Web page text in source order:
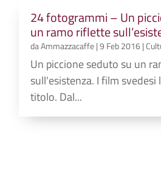
24 fotogrammi – Un
un ramo riflette
daAmmazzacaffe|9 Feb 2016|
Un piccione seduto su un
sull'esistenza. I film svedesi
titolo. Dal...